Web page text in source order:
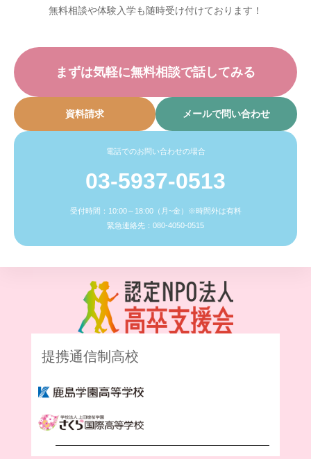
無料相談や体験入学も随時受け付けております！
まずは気軽に無料相談で話してみる
資料請求 メールで問い合わせ
電話でのお問い合わせの場合
03-5937-0513
受付時間：10:00～18:00（月~金）※時間外は有料
緊急連絡先：080-4050-0515
提携通信制高校